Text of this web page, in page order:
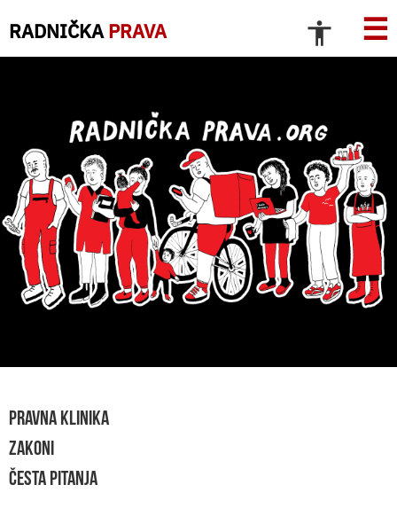
RADNIČKA PRAVA ☰
PRAVNA KLINIKA
ZAKONI
ČESTA PITANJA